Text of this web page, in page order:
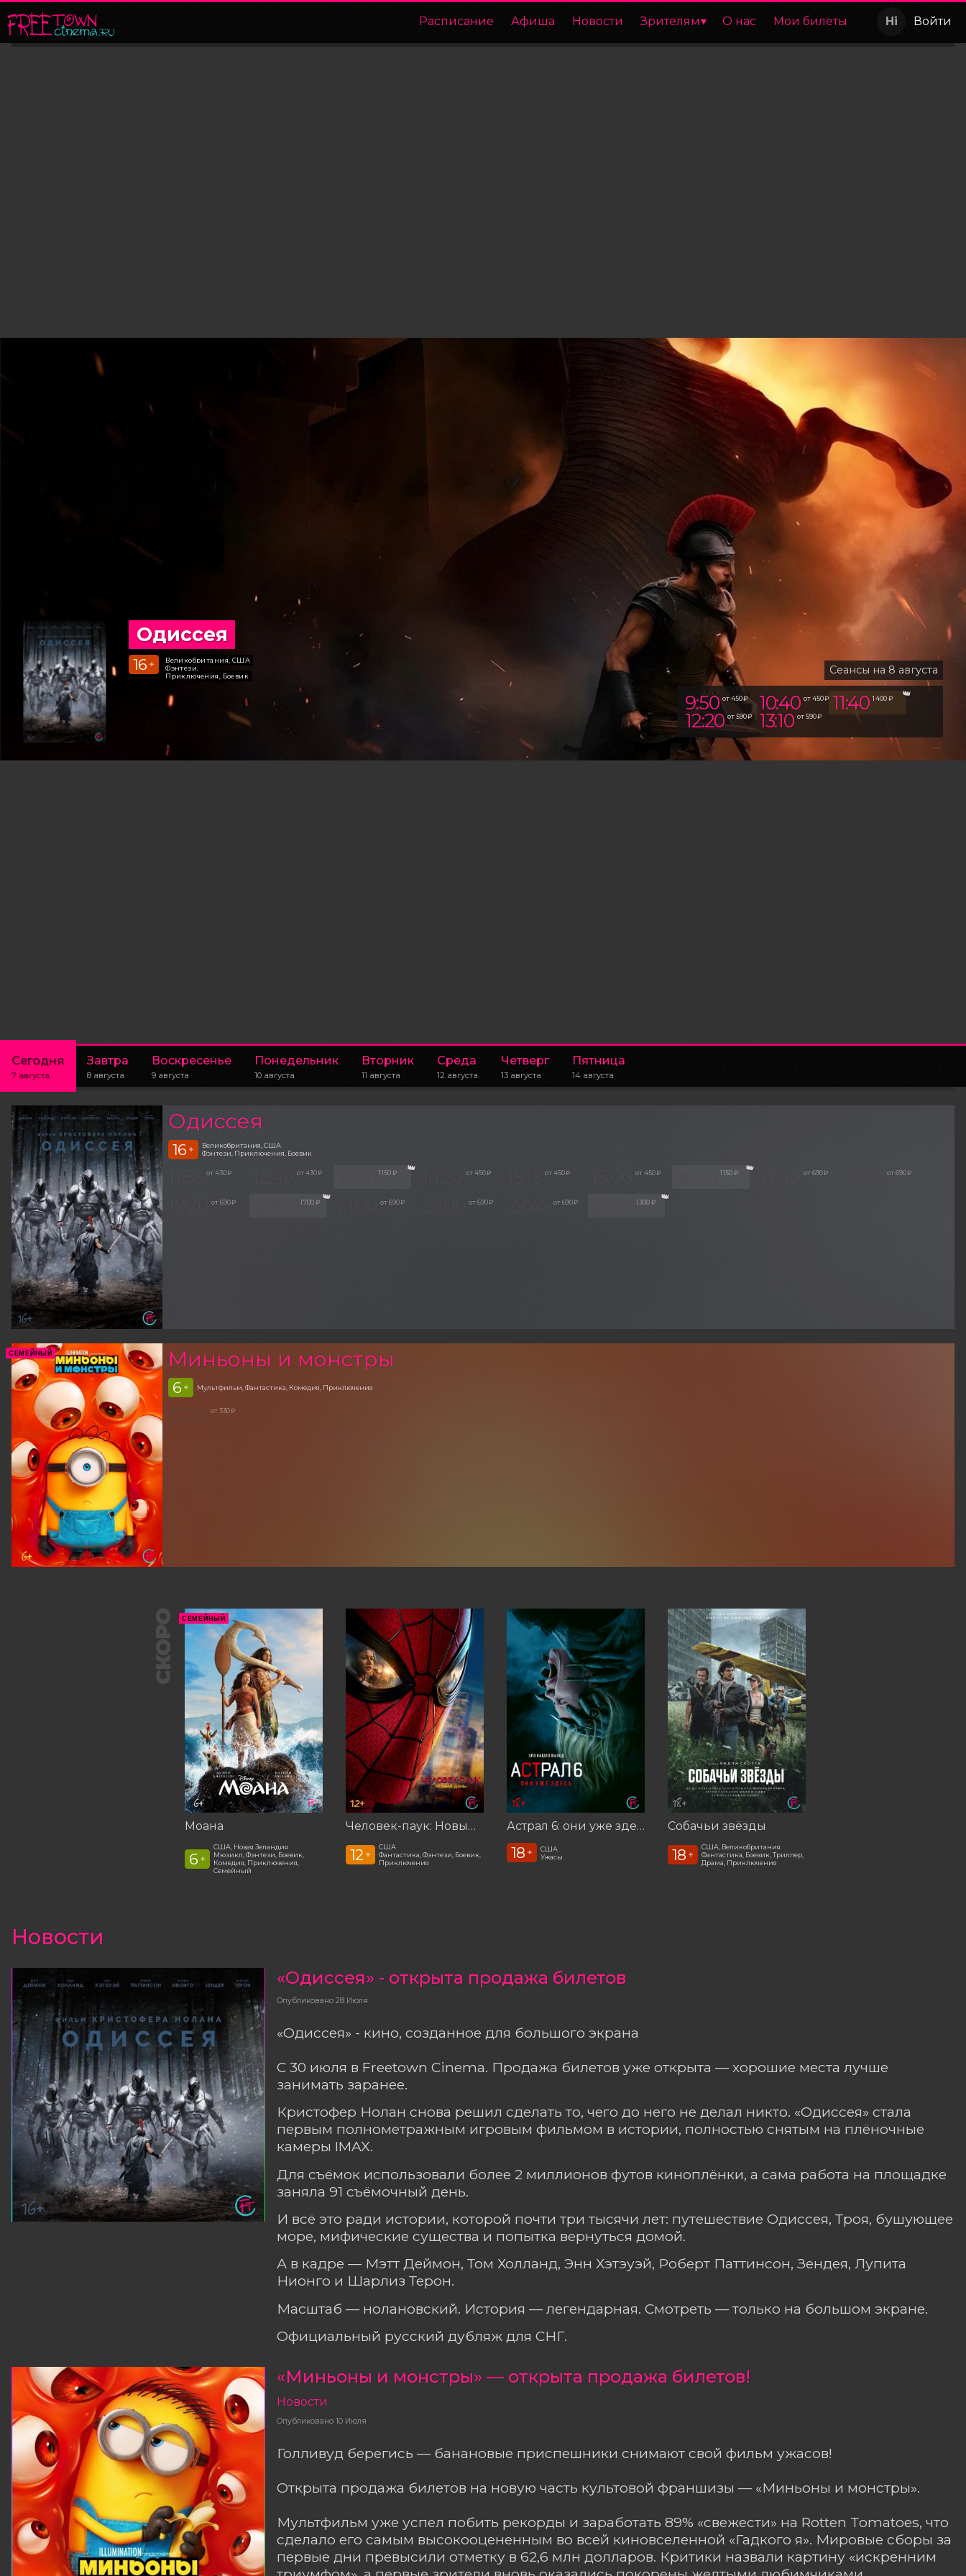
Расписание Афиша Новости Зрителям О нас Мои билеты Войти
Одиссея
16 +
Великобритания, США
Фэнтези,
Приключения, Боевик
Сеансы на 8 августа
9:50 от 450 ₽ 10:40 от 450 ₽ 11:40 1 400 ₽
12:20 от 590 ₽ 13:10 от 590 ₽
Сегодня
7 августа
Завтра
8 августа
Воскресенье
9 августа
Понедельник
10 августа
Вторник
11 августа
Среда
12 августа
Четверг
13 августа
Пятница
14 августа
Одиссея
16 +
Великобритания, США
Фэнтези, Приключения, Боевик
от 430 ₽ от 430 ₽ 1 150 ₽ от 450 ₽ от 450 ₽ от 450 ₽ 1 150 ₽ от 690 ₽ от 690 ₽
от 690 ₽ 1 700 ₽ от 690 ₽ от 690 ₽ от 690 ₽ 1 300 ₽
СЕМЕЙНЫЙ Миньоны и монстры
6 + Мультфильм, Фантастика, Комедия, Приключения
от 330 ₽
СКОРО СЕМЕЙНЫЙ
Моана
6 +
США, Новая Зеландия
Мюзикл, Фэнтези, Боевик,
Комедия, Приключения,
Семейный
Человек-паук: Новый день
12 +
США
Фантастика, Фэнтези, Боевик,
Приключения
Астрал 6: они уже здесь
18 +
США
Ужасы
Собачьи звёзды
18 +
США, Великобритания
Фантастика, Боевик, Триллер,
Драма, Приключения
«Одиссея» - открыта продажа билетов
Опубликовано 28 Июля
«Одиссея» - кино, созданное для большого экрана
С 30 июля в Freetown Cinema. Продажа билетов уже открыта — хорошие места лучше
занимать заранее.
Кристофер Нолан снова решил сделать то, чего до него не делал никто. «Одиссея» стала
первым полнометражным игровым фильмом в истории, полностью снятым на плёночные
камеры IMAX.
Для съёмок использовали более 2 миллионов футов киноплёнки, а сама работа на площадке
заняла 91 съёмочный день.
И всё это ради истории, которой почти три тысячи лет: путешествие Одиссея, Троя, бушующее
море, мифические существа и попытка вернуться домой.
А в кадре — Мэтт Деймон, Том Холланд, Энн Хэтэуэй, Роберт Паттинсон, Зендея, Лупита
Нионго и Шарлиз Терон.
Масштаб — нолановский. История — легендарная. Смотреть — только на большом экране.
Официальный русский дубляж для СНГ.
«Миньоны и монстры» — открыта продажа билетов!
Опубликовано 10 Июля
Новости
Голливуд берегись — банановые приспешники снимают свой фильм ужасов!
Открыта продажа билетов на новую часть культовой франшизы — «Миньоны и монстры».
Мультфильм уже успел побить рекорды и заработать 89% «свежести» на Rotten Tomatoes, что
сделало его самым высокооцененным во всей киновселенной «Гадкого я». Мировые сборы за
первые дни превысили отметку в 62,6 млн долларов. Критики назвали картину «искренним